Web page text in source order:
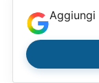
Aggiungi